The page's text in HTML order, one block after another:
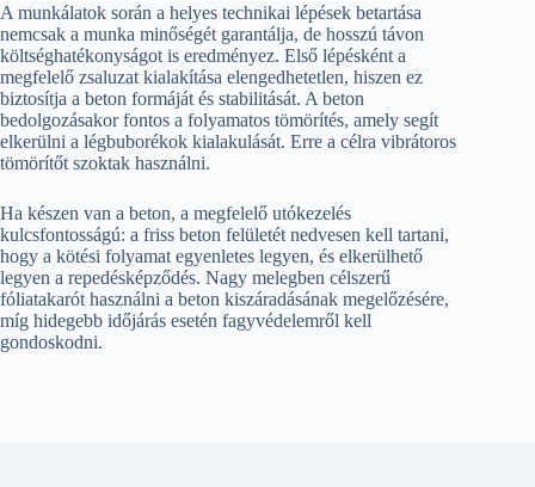
A munkálatok során a helyes technikai lépések betartása
nemcsak a munka minőségét garantálja, de hosszú távon
költséghatékonyságot is eredményez. Első lépésként a
megfelelő zsaluzat kialakítása elengedhetetlen, hiszen ez
biztosítja a beton formáját és stabilitását. A beton
bedolgozásakor fontos a folyamatos tömörítés, amely segít
elkerülni a légbuborékok kialakulását. Erre a célra vibrátoros
tömörítőt szoktak használni.
Ha készen van a beton, a megfelelő utókezelés
kulcsfontosságú: a friss beton felületét nedvesen kell tartani,
hogy a kötési folyamat egyenletes legyen, és elkerülhető
legyen a repedésképződés. Nagy melegben célszerű
fóliatakarót használni a beton kiszáradásának megelőzésére,
míg hidegebb időjárás esetén fagyvédelemről kell
gondoskodni.